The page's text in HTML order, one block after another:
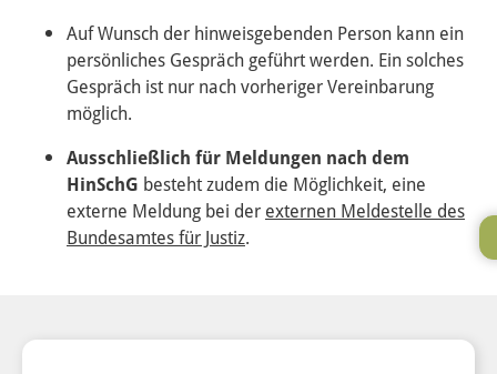
Auf Wunsch der hinweisgebenden Person kann ein
persönliches Gespräch geführt werden. Ein solches
Gespräch ist nur nach vorheriger Vereinbarung
möglich.
Ausschließlich für Meldungen nach dem
HinSchG besteht zudem die Möglichkeit, eine
externe Meldung bei der externen Meldestelle des
Bundesamtes für Justiz.